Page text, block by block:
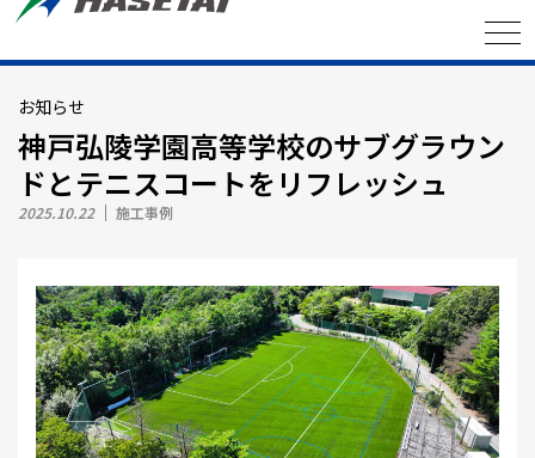
お知らせ
神戸弘陵学園高等学校のサブグラウン
ドとテニスコートをリフレッシュ
2025.10.22 施工事例